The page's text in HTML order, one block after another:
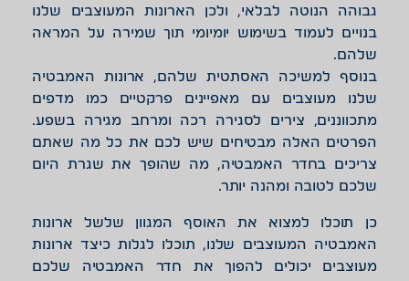
גבוהה הנוטה לבלאי, ולכן הארונות המעוצבים שלנו
בנויים לעמוד בשימוש יומיומי תוך שמירה על המראה
שלהם.
בנוסף למשיכה האסתטית שלהם, ארונות האמבטיה
שלנו מעוצבים עם מאפיינים פרקטיים כמו מדפים
מתכווננים, צירים לסגירה רכה ומרחב מגירה בשפע.
הפרטים האלה מבטיחים שיש לכם את כל מה שאתם
צריכים בחדר האמבטיה, מה שהופך את שגרת היום
שלכם לטובה ומהנה יותר.
כן תוכלו למצוא את האוסף המגוון שלשל ארונות
האמבטיה המעוצבים שלנו, תוכלו לגלות כיצד ארונות
מעוצבים יכולים להפוך את חדר האמבטיה שלכם